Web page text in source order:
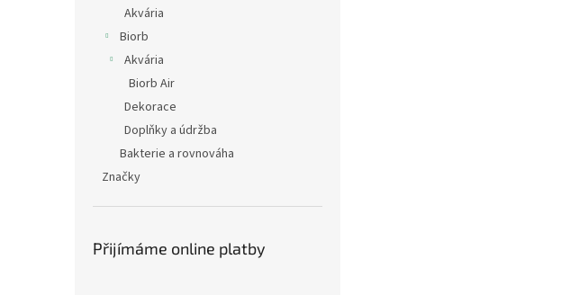
Akvária
Biorb
Akvária
Biorb Air
Dekorace
Doplňky a údržba
Bakterie a rovnováha
Značky
Přijímáme online platby